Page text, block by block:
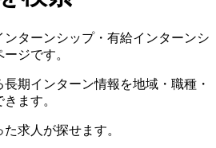
ンターンシップ・有給インターンシ
ージです。
期インターン情報を地域・職種・
きます。
た求人が探せます。